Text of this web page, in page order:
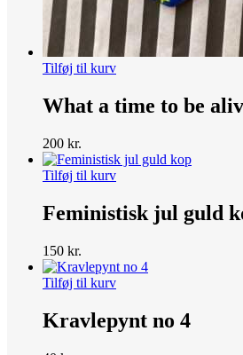
Tilføj til kurv
What a time to be
200 kr.
Tilføj til kurv
Feministisk jul guld
150 kr.
Tilføj til kurv
Kravlepynt no 4